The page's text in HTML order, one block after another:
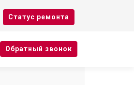
Cтатус ремонта
Oбратный звонок